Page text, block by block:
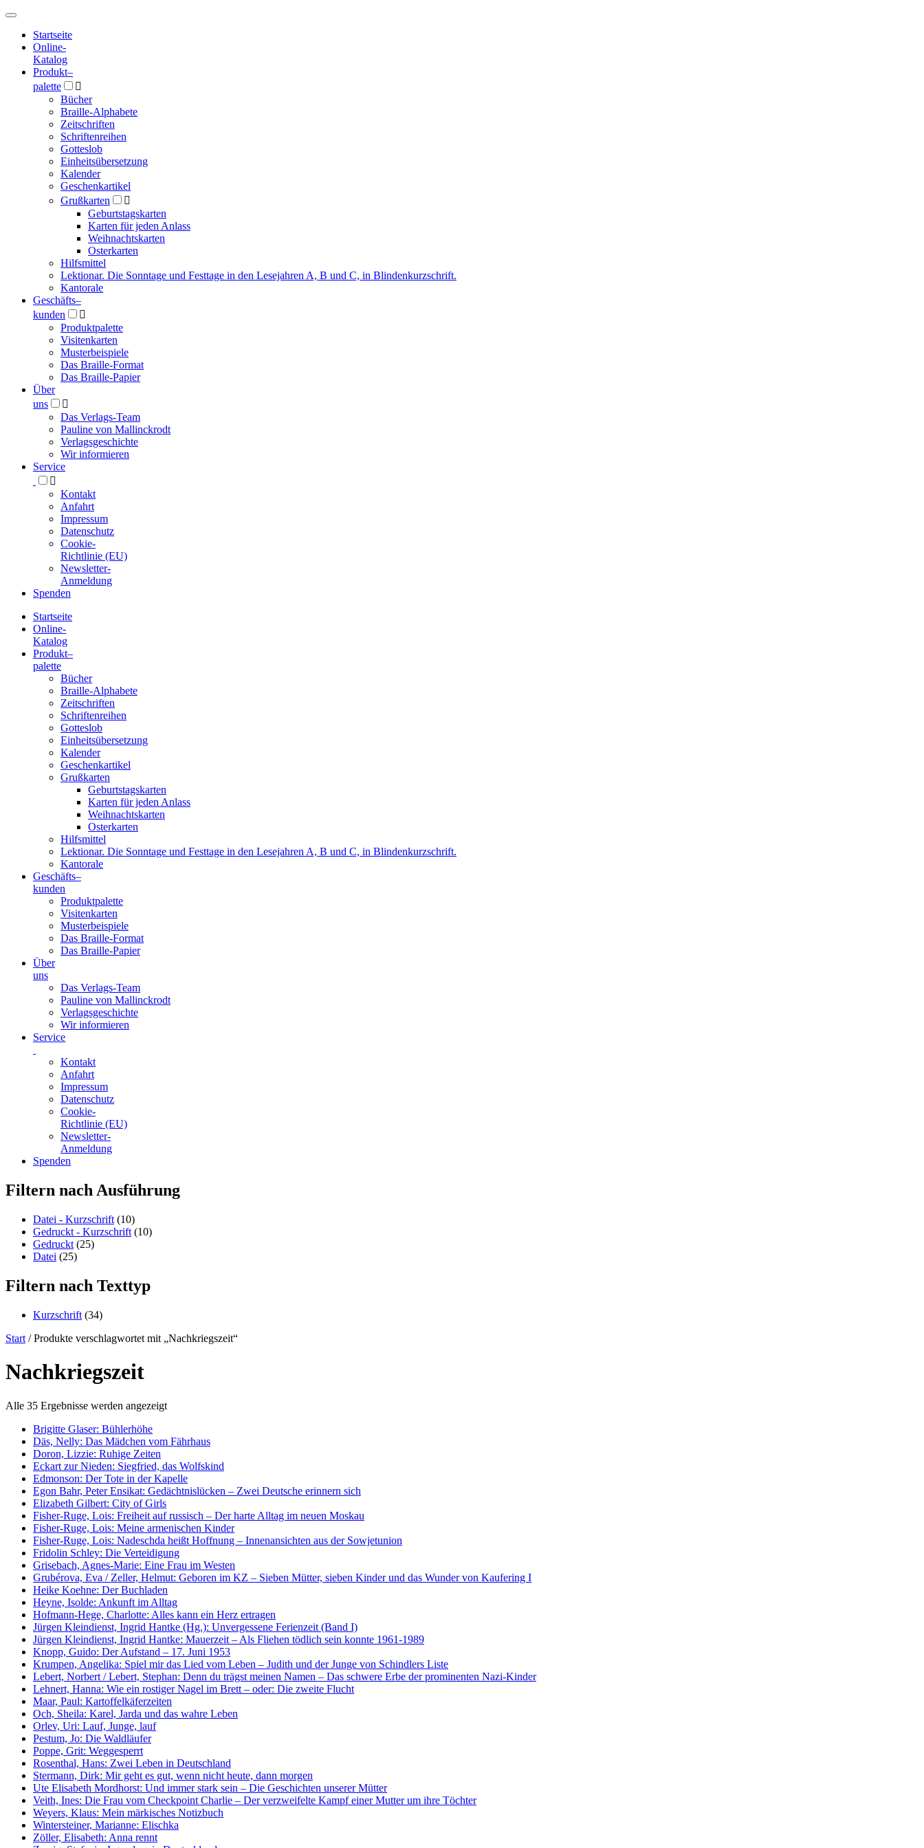
Hauptmenü
Hauptmenü
Startseite
Online-
Katalog
Produkt–
palette

Bücher
Braille-Alphabete
Zeitschriften
Schriftenreihen
Gotteslob
Einheitsübersetzung
Kalender
Geschenkartikel
Grußkarten

Geburtstagskarten
Karten für jeden Anlass
Weihnachtskarten
Osterkarten
Hilfsmittel
Lektionar. Die Sonntage und Festtage in den Lesejahren A, B und C, in Blindenkurzschrift.
Kantorale
Geschäfts­–
kunden

Produktpalette
Visitenkarten
Musterbeispiele
Das Braille-Format
Das Braille-Papier
Über
uns

Das Verlags-Team
Pauline von Mallinckrodt
Verlagsgeschichte
Wir informieren
Service

Kontakt
Anfahrt
Impressum
Datenschutz
Cookie-
Richtlinie (EU)
Newsletter-
Anmeldung
Spenden
Blindenschrift-
Verlag
Druckerei
gGmbH
Startseite
Online-
Katalog
Produkt–
palette
Bücher
Braille-Alphabete
Zeitschriften
Schriftenreihen
Gotteslob
Einheitsübersetzung
Kalender
Geschenkartikel
Grußkarten
Geburtstagskarten
Karten für jeden Anlass
Weihnachtskarten
Osterkarten
Hilfsmittel
Lektionar. Die Sonntage und Festtage in den Lesejahren A, B und C, in Blindenkurzschrift.
Kantorale
Geschäfts­–
kunden
Produktpalette
Visitenkarten
Musterbeispiele
Das Braille-Format
Das Braille-Papier
Über
uns
Das Verlags-Team
Pauline von Mallinckrodt
Verlagsgeschichte
Wir informieren
Service
Kontakt
Anfahrt
Impressum
Datenschutz
Cookie-
Richtlinie (EU)
Newsletter-
Anmeldung
Spenden
Skip
to
Filtern nach Ausführung
Datei - Kurzschrift (10)
Gedruckt - Kurzschrift (10)
Gedruckt (25)
Datei (25)
Filtern nach Texttyp
Kurzschrift (34)
Start / Produkte verschlagwortet mit „Nachkriegszeit“
Nachkriegszeit
Alle 35 Ergebnisse werden angezeigt
Brigitte Glaser: Bühlerhöhe
Däs, Nelly: Das Mädchen vom Fährhaus
Doron, Lizzie: Ruhige Zeiten
Eckart zur Nieden: Siegfried, das Wolfskind
Edmonson: Der Tote in der Kapelle
Egon Bahr, Peter Ensikat: Gedächtnislücken – Zwei Deutsche erinnern sich
Elizabeth Gilbert: City of Girls
Fisher-Ruge, Lois: Freiheit auf russisch – Der harte Alltag im neuen Moskau
Fisher-Ruge, Lois: Meine armenischen Kinder
Fisher-Ruge, Lois: Nadeschda heißt Hoffnung – Innenansichten aus der Sowjetunion
Fridolin Schley: Die Verteidigung
Grisebach, Agnes-Marie: Eine Frau im Westen
Grubérova, Eva / Zeller, Helmut: Geboren im KZ – Sieben Mütter, sieben Kinder und das Wunder von Kaufering I
Heike Koehne: Der Buchladen
Heyne, Isolde: Ankunft im Alltag
Hofmann-Hege, Charlotte: Alles kann ein Herz ertragen
Jürgen Kleindienst, Ingrid Hantke (Hg.): Unvergessene Ferienzeit (Band I)
Jürgen Kleindienst, Ingrid Hantke: Mauerzeit – Als Fliehen tödlich sein konnte 1961-1989
Knopp, Guido: Der Aufstand – 17. Juni 1953
Krumpen, Angelika: Spiel mir das Lied vom Leben – Judith und der Junge von Schindlers Liste
Lebert, Norbert / Lebert, Stephan: Denn du trägst meinen Namen – Das schwere Erbe der prominenten Nazi-Kinder
Lehnert, Hanna: Wie ein rostiger Nagel im Brett – oder: Die zweite Flucht
Maar, Paul: Kartoffelkäferzeiten
Och, Sheila: Karel, Jarda und das wahre Leben
Orlev, Uri: Lauf, Junge, lauf
Pestum, Jo: Die Waldläufer
Poppe, Grit: Weggesperrt
Rosenthal, Hans: Zwei Leben in Deutschland
Stermann, Dirk: Mir geht es gut, wenn nicht heute, dann morgen
Ute Elisabeth Mordhorst: Und immer stark sein – Die Geschichten unserer Mütter
Veith, Ines: Die Frau vom Checkpoint Charlie – Der verzweifelte Kampf einer Mutter um ihre Töchter
Weyers, Klaus: Mein märkisches Notizbuch
Wintersteiner, Marianne: Elischka
Zöller, Elisabeth: Anna rennt